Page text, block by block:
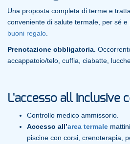
Una proposta completa di terme e
conveniente di salute termale, per sé
buoni regalo
Prenotazione obbligatoria.
accappatoio/telo, cuffia, ciabatte,
L'accesso all inclusive
Controllo medico ammissorio.
Accesso all’area termale
piscine con corsi, crenoterapia,